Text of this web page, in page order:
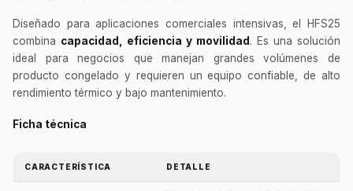
Diseñado para aplicaciones comerciales intensivas, el HFS25
combina capacidad, eficiencia y movilidad . Es una solución
ideal para negocios que manejan grandes volúmenes de
producto congelado y requieren un equipo confiable, de alto
rendimiento térmico y bajo mantenimiento.
Ficha técnica
CARACTERÍSTICA DETALLE